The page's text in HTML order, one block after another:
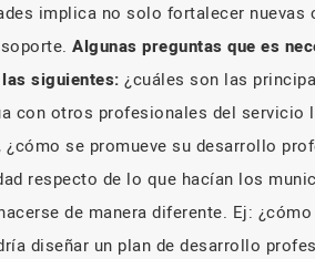
implica no solo fortalecer
Algunas preguntas que es
siguientes: ¿cuáles son las
con otros profesionales del servicio
se promueve su desarrollo
respecto de lo que hacían los
de manera diferente. Ej:
diseñar un plan de desarrollo